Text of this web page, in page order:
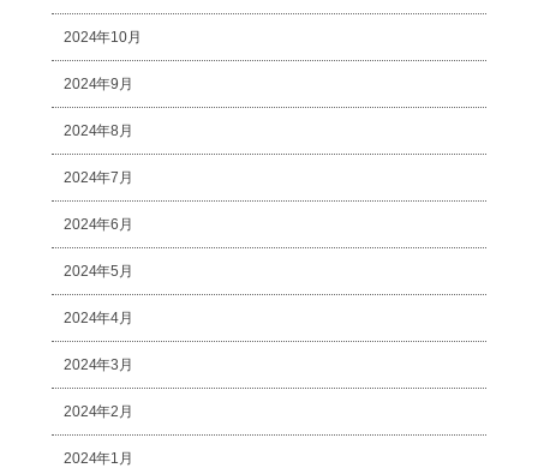
2024年10月
2024年9月
2024年8月
2024年7月
2024年6月
2024年5月
2024年4月
2024年3月
2024年2月
2024年1月